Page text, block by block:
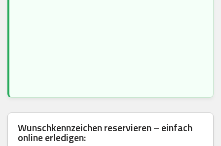
Wunschkennzeichen reservieren – einfach
online erledigen: